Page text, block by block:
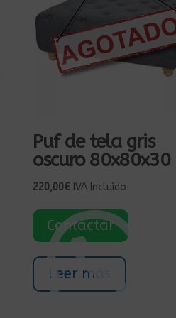
Puf de tela gris
oscuro 80x80x30
220,00€ IVA Incluído
Contactar
Leer más